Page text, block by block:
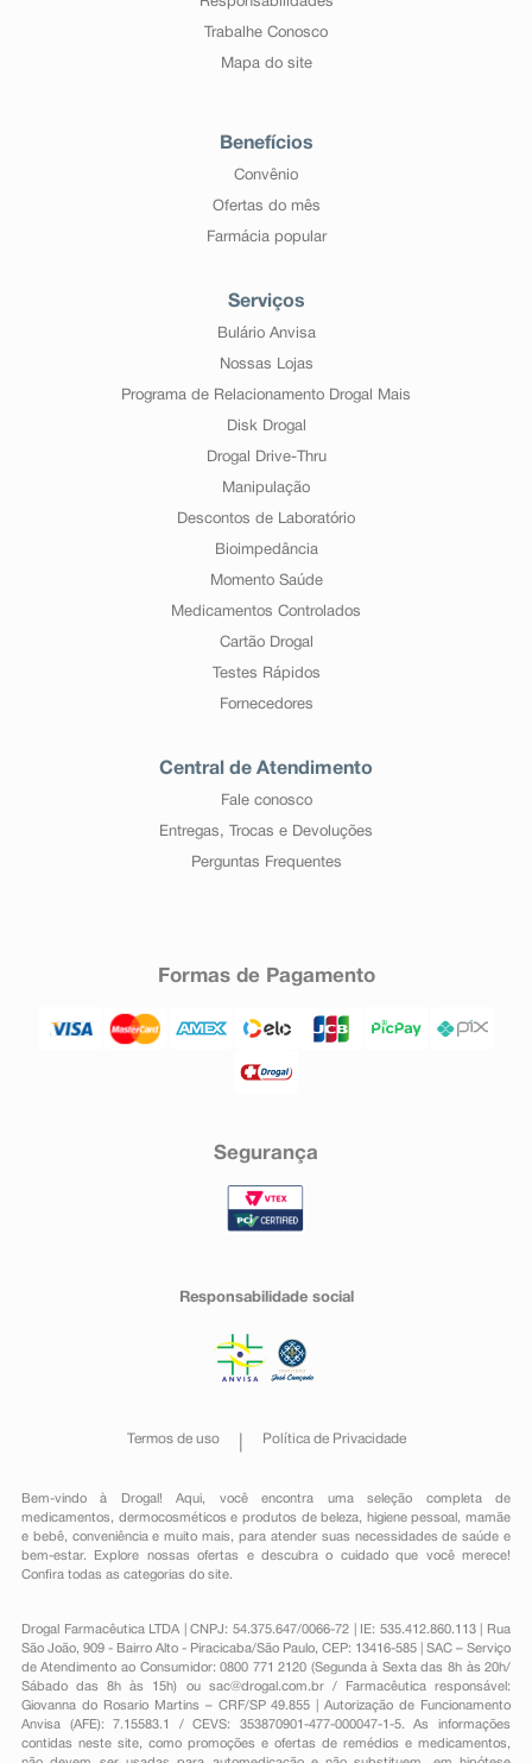
Trabalhe Conosco
Mapa do site
Benefícios
Convênio
Ofertas do mês
Farmácia popular
Serviços
Bulário Anvisa
Nossas Lojas
Programa de Relacionamento Drogal Mais
Disk Drogal
Drogal Drive-Thru
Manipulação
Descontos de Laboratório
Bioimpedância
Momento Saúde
Medicamentos Controlados
Cartão Drogal
Testes Rápidos
Fornecedores
Central de Atendimento
Fale conosco
Entregas, Trocas e Devoluções
Perguntas Frequentes
Formas de Pagamento
Segurança
Responsabilidade social
Termos de uso Política de Privacidade
Bem-vindo à Drogal! Aqui, você encontra uma seleção completa de
medicamentos , dermocosméticos e produtos de beleza, higiene pessoal ,mamãe
e bebê, conveniênciae muito mais, para atender suas necessidades de saúde e
bem-estar. Explore nossas ofertas e descubra o cuidado que você merece!
Confira todas as categorias do site.
Drogal Farmacêutica LTDA | CNPJ: 54.375.647/0066-72 | IE: 535.412.860.113 | Rua
São João, 909 - Bairro Alto - Piracicaba/São Paulo, CEP: 13416-585 | SAC – Serviço
de Atendimento ao Consumidor: 0800 771 2120 (Segunda à Sexta das 8h às 20h/
Sábado das 8h às 15h) ou sac@drogal.com.br/ Farmacêutica responsável:
Giovanna do Rosario Martins – CRF/SP 49.855 | Autorização de Funcionamento
Anvisa (AFE): 7.15583.1 / CEVS: 353870901-477-000047-1-5. As informações
contidas neste site, como promoções e ofertas de remédios e medicamentos,